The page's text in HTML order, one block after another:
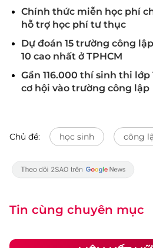
Chính thức miễn học phí
hỗ trợ học phí tư thục
Dự đoán 15 trường công
10 cao nhất ở TPHCM
Gần 116.000 thí sinh thi
cơ hội vào trường công lập
Chủ đề: học sinh công
Tin cùng chuyên mục